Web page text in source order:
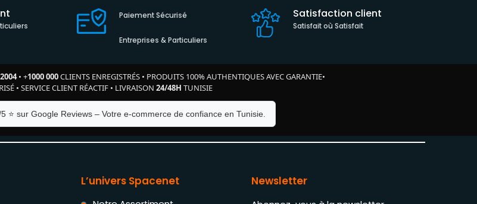
Paiement Sécurisé
Entreprises & Particuliers
Satisfaction client
Satisfait où Satisfait
2004• +1000 000CLIENTS ENREGISTRÉS• PRODUITS 100% AUTHENTIQUES AVEC GARANTIE•
• SERVICE CLIENT RÉACTIF • LIVRAISON 24/48H TUNISIE
⭐ sur Google Reviews – Votre e-commerce de confiance en Tunisie.
L’univers Spacenet Newsletter